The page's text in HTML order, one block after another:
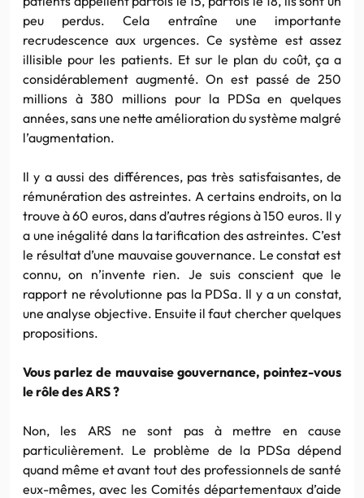
peu perdus. Cela entraîne une importante
recrudescence aux urgences. Ce système est assez
illisible pour les patients. Et sur le plan du coût, ça a
considérablement augmenté. On est passé de 250
millions à 380 millions pour la PDSa en quelques
années, sans une nette amélioration du système malgré
l’augmentation.
Il y a aussi des différences, pas très satisfaisantes, de
rémunération des astreintes. A certains endroits, on la
trouve à 60 euros, dans d’autres régions à 150 euros. Il y
a une inégalité dans la tarification des astreintes. C’est
le résultat d’une mauvaise gouvernance. Le constat est
connu, on n’invente rien. Je suis conscient que le
rapport ne révolutionne pas la PDSa. Il y a un constat,
une analyse objective. Ensuite il faut chercher quelques
propositions.
Vous parlez de mauvaise gouvernance, pointez-vous
le rôle des ARS ?
Non, les ARS ne sont pas à mettre en cause
particulièrement. Le problème de la PDSa dépend
quand même et avant tout des professionnels de santé
eux-mêmes, avec les Comités départementaux d’aide